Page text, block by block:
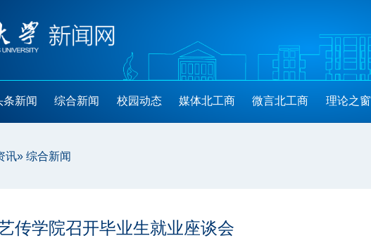
条新闻 综合新闻 校园动态 媒体北工商 微言北工商 理论之窗
讯» 综合新闻
传学院召开毕业生就业座谈会